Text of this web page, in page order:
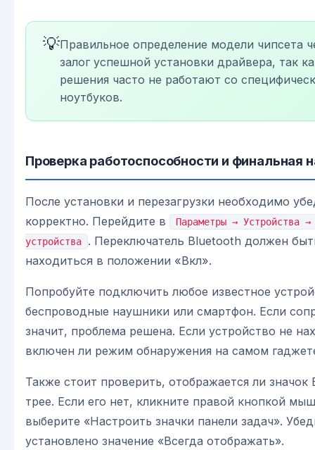
💡Правильное определение модели чипсета
залог успешной установки драйвера, так
решения часто не работают со
ноутбуков.
Проверка работоспособности и финальная
После установки и перезагрузки необходимо
корректно. Перейдите в
Параметры → Устройства
устройства
. Переключатель Bluetooth должен
находиться в положении «Вкл».
Попробуйте подключить любое известное
беспроводные наушники или смартфон. Если
значит, проблема решена. Если устройство не
включен ли режим обнаружения на самом
Также стоит проверить, отображается ли
трее. Если его нет, кликните правой кнопкой
выберите «Настроить значки панели задач».
установлено значение «Всегда отображать».